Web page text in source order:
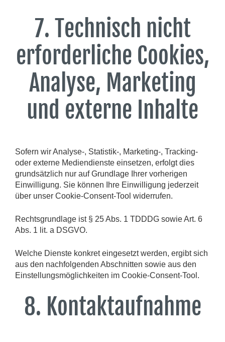
7. Technisch nicht
erforderliche Cookies,
Analyse, Marketing
und externe Inhalte
Sofern wir Analyse-, Statistik-, Marketing-, Tracking-
oder externe Mediendienste einsetzen, erfolgt dies
grundsätzlich nur auf Grundlage Ihrer vorherigen
Einwilligung. Sie können Ihre Einwilligung jederzeit
über unser Cookie-Consent-Tool widerrufen.
Rechtsgrundlage ist § 25 Abs. 1 TDDDG sowie Art. 6
Abs. 1 lit. a DSGVO.
Welche Dienste konkret eingesetzt werden, ergibt sich
aus den nachfolgenden Abschnitten sowie aus den
Einstellungsmöglichkeiten im Cookie-Consent-Tool.
8. Kontaktaufnahme